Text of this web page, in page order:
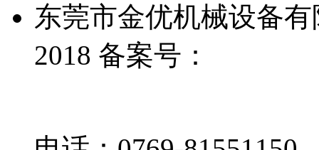
东莞市金优机械设备
2018 备案号：